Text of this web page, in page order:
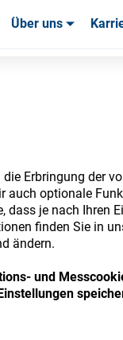
Erbringung der
optionale
je nach Ihren
finden Sie in
ändern.
und
Über uns
Store
and